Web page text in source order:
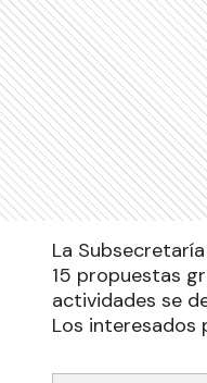
La
15 propuestas
actividades se
Los interesados